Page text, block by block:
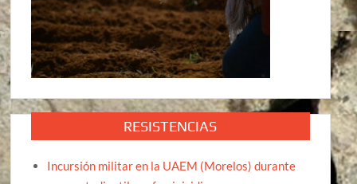
RESISTENCIAS
Incursión militar en la UAEM (Morelos) durante